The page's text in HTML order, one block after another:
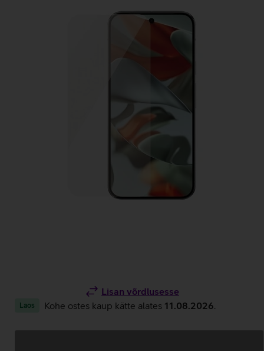
Lisan võrdlusesse
Laos Kohe ostes kaup kätte alates 11.08.2026